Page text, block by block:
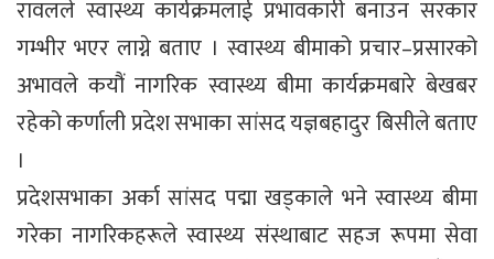
रावलले स्वास्थ्य कार्यक्रमलाई प्रभावकारी बनाउन सरकार
गम्भीर भएर लाग्ने बताए । स्वास्थ्य बीमाको प्रचार–प्रसारको
अभावले कयौं नागरिक स्वास्थ्य बीमा कार्यक्रमबारे बेखबर
रहेको कर्णाली प्रदेश सभाका सांसद यज्ञबहादुर बिसीले बताए
।
प्रदेशसभाका अर्का सांसद पद्मा खड्काले भने स्वास्थ्य बीमा
गरेका नागरिकहरूले स्वास्थ्य संस्थाबाट सहज रूपमा सेवा